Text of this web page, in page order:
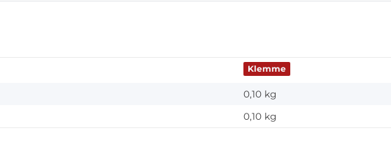
Klemme
0,10 kg
0,10 kg